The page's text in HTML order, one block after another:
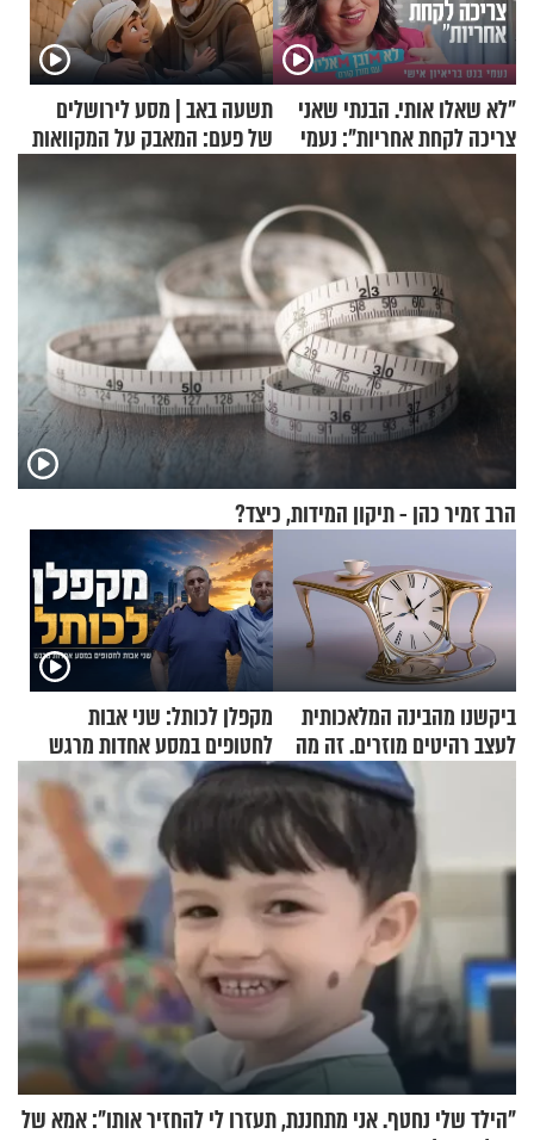
"לא שאלו אותי. הבנתי שאני
צריכה לקחת אחריות": נעמי
תשעה באב | מסע לירושלים
של פעם: המאבק על המקוואות
הרב זמיר כהן - תיקון המידות, כיצד?
ביקשנו מהבינה המלאכותית
לעצב רהיטים מוזרים. זה מה
מקפלן לכותל: שני אבות
לחטופים במסע אחדות מרגש
"הילד שלי נחטף. אני מתחננת, תעזרו לי להחזיר אותו": אמא של